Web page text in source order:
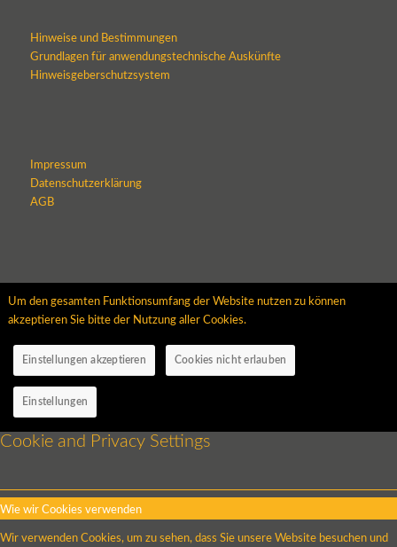
Hinweise und Bestimmungen
Grundlagen für anwendungstechnische Auskünfte
Hinweisgeberschutzsystem
Impressum
Datenschutzerklärung
AGB
Um den gesamten Funktionsumfang der Website nutzen zu können
akzeptieren Sie bitte der Nutzung aller Cookies.
Einstellungen akzeptieren Cookies nicht erlauben
Einstellungen
Cookie and Privacy Settings
Wie wir Cookies verwenden
Wir verwenden Cookies, um zu sehen, dass Sie unsere Website besuchen und